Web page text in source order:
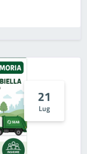
21
Lug